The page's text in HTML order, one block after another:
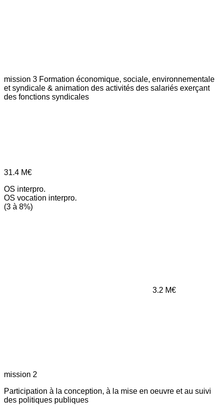
mission 3 Formation économique, sociale, environnementale
et syndicale & animation des activités des salariés exerçant
des fonctions syndicales
31.4 M€
OS interpro.
OS vocation interpro.
(3 à 8%)
3.2 M€
mission 2
Participation à la conception, à la mise en oeuvre et au suivi
des politiques publiques